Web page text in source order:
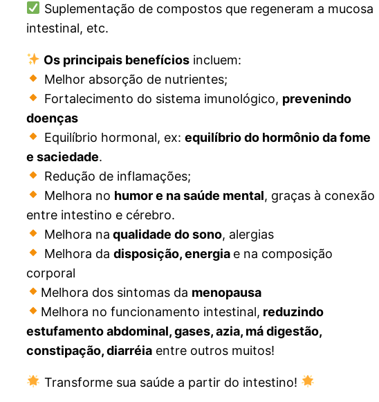
Suplementação de compostos que regeneram a mucosa
intestinal, etc.
Os principais benefíciosincluem:
Melhor absorção de nutrientes;
Fortalecimento do sistema imunológico, prevenindo
doenças
Equilíbrio hormonal, ex: equilíbrio do hormônio da fome
e saciedade.
Redução de inflamações;
Melhora no humor e na saúde mental, graças à conexão
entre intestino e cérebro.
Melhora na qualidade do sono, alergias
Melhora da disposição, energia e na composição
corporal
Melhora dos sintomas da menopausa
Melhora no funcionamento intestinal, reduzindo
estufamento abdominal, gases, azia, má digestão,
constipação, diarréia entre outros muitos!
Transforme sua saúde a partir do intestino!